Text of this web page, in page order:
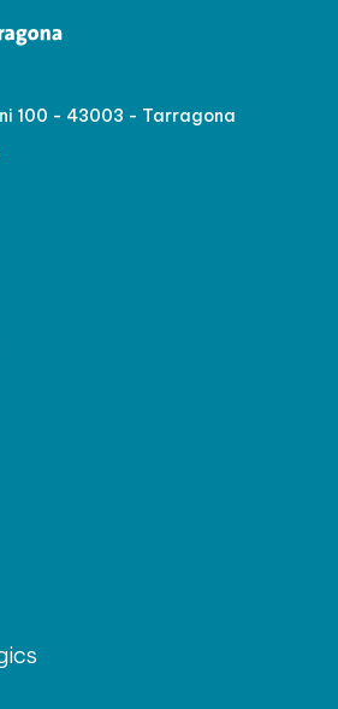
100 - 43003 - Tarragona